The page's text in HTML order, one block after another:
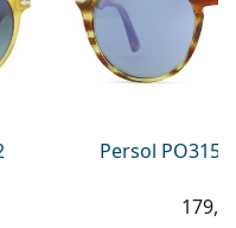
Persol